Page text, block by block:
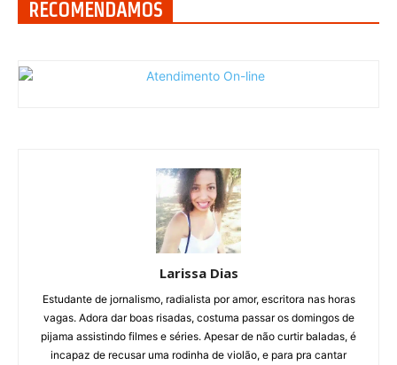
RECOMENDAMOS
Larissa Dias
Estudante de jornalismo, radialista por amor, escritora nas horas
vagas. Adora dar boas risadas, costuma passar os domingos de
pijama assistindo filmes e séries. Apesar de não curtir baladas, é
incapaz de recusar uma rodinha de violão, e para pra cantar